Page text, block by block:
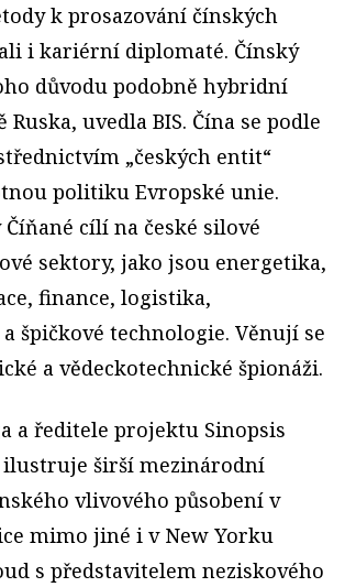
k prosazování čínských
i kariérní diplomaté. Čínský
důvodu podobně hybridní
uvedla BIS. Čína se podle
„českých entit“
politiku Evropské unie.
cílí na české silové
sektory, jako jsou energetika,
finance, logistika,
špičkové technologie. Věnují se
a vědeckotechnické špionáži.
a ředitele projektu Sinopsis
širší mezinárodní
vlivového působení v
mimo jiné i v New Yorku
s představitelem neziskového